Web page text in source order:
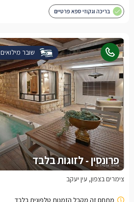
בריכה וגקוזי ספא פרטיים
שובר מילואים
פרונסין - לזוגות בלבד
צימרים בצפון, עין יעקב